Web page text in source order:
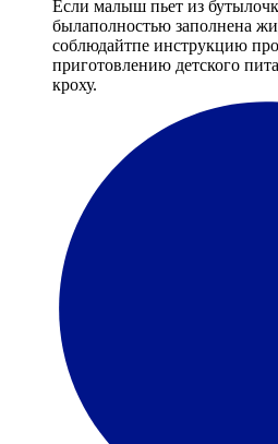
Если малыш пьет из
былаполностью заполнена
соблюдайтпе инструкцию
приготовлению детского
кроху.